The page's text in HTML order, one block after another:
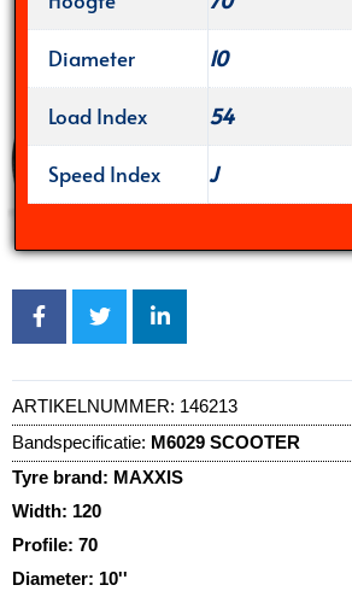
Diameter
10
Load Index
54
Speed Index
J
ARTIKELNUMMER: 146213
Bandspecificatie: M6029 SCOOTER
Tyre brand: MAXXIS
Width: 120
Profile: 70
Diameter: 10''